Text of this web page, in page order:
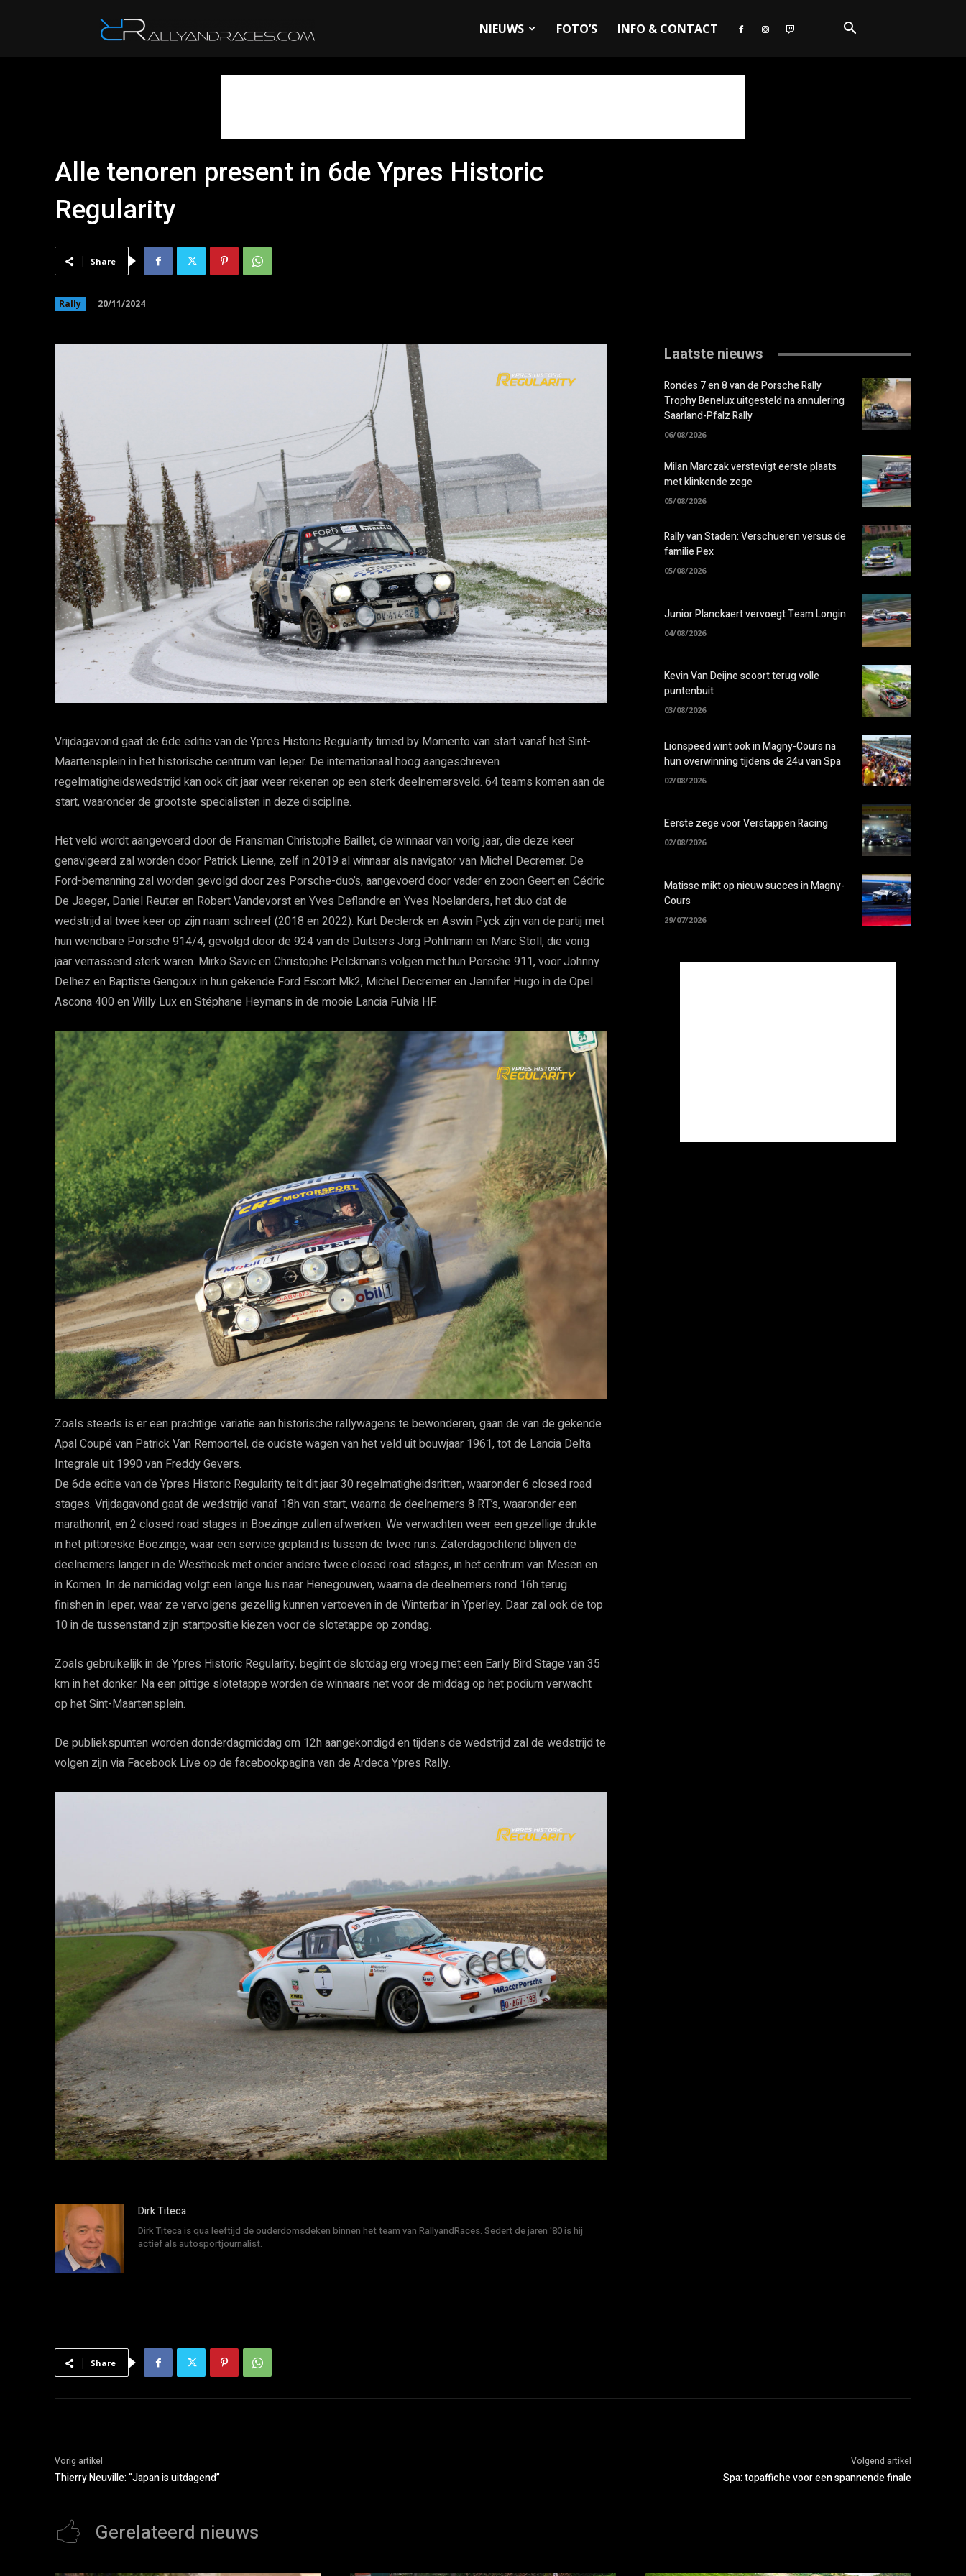
NIEUWS FOTO’S INFO & CONTACT
Alle tenoren present in 6de Ypres Historic
Regularity
Share
Rally 20/11/2024
Vrijdagavond gaat de 6de editie van de Ypres Historic Regularity timed by Momento van start vanaf het Sint-
Maartensplein in het historische centrum van Ieper. De internationaal hoog aangeschreven
regelmatigheidswedstrijd kan ook dit jaar weer rekenen op een sterk deelnemersveld. 64 teams komen aan de
start, waaronder de grootste specialisten in deze discipline.
Het veld wordt aangevoerd door de Fransman Christophe Baillet, de winnaar van vorig jaar, die deze keer
genavigeerd zal worden door Patrick Lienne, zelf in 2019 al winnaar als navigator van Michel Decremer. De
Ford-bemanning zal worden gevolgd door zes Porsche-duo’s, aangevoerd door vader en zoon Geert en Cédric
De Jaeger, Daniel Reuter en Robert Vandevorst en Yves Deflandre en Yves Noelanders, het duo dat de
wedstrijd al twee keer op zijn naam schreef (2018 en 2022). Kurt Declerck en Aswin Pyck zijn van de partij met
hun wendbare Porsche 914/4, gevolgd door de 924 van de Duitsers Jörg Pöhlmann en Marc Stoll, die vorig
jaar verrassend sterk waren. Mirko Savic en Christophe Pelckmans volgen met hun Porsche 911, voor Johnny
Delhez en Baptiste Gengoux in hun gekende Ford Escort Mk2, Michel Decremer en Jennifer Hugo in de Opel
Ascona 400 en Willy Lux en Stéphane Heymans in de mooie Lancia Fulvia HF.
Zoals steeds is er een prachtige variatie aan historische rallywagens te bewonderen, gaan de van de gekende
Apal Coupé van Patrick Van Remoortel, de oudste wagen van het veld uit bouwjaar 1961, tot de Lancia Delta
Integrale uit 1990 van Freddy Gevers.
De 6de editie van de Ypres Historic Regularity telt dit jaar 30 regelmatigheidsritten, waaronder 6 closed road
stages. Vrijdagavond gaat de wedstrijd vanaf 18h van start, waarna de deelnemers 8 RT’s, waaronder een
marathonrit, en 2 closed road stages in Boezinge zullen afwerken. We verwachten weer een gezellige drukte
in het pittoreske Boezinge, waar een service gepland is tussen de twee runs. Zaterdagochtend blijven de
deelnemers langer in de Westhoek met onder andere twee closed road stages, in het centrum van Mesen en
in Komen. In de namiddag volgt een lange lus naar Henegouwen, waarna de deelnemers rond 16h terug
finishen in Ieper, waar ze vervolgens gezellig kunnen vertoeven in de Winterbar in Yperley. Daar zal ook de top
10 in de tussenstand zijn startpositie kiezen voor de slotetappe op zondag.
Zoals gebruikelijk in de Ypres Historic Regularity, begint de slotdag erg vroeg met een Early Bird Stage van 35
km in het donker. Na een pittige slotetappe worden de winnaars net voor de middag op het podium verwacht
op het Sint-Maartensplein.
De publiekspunten worden donderdagmiddag om 12h aangekondigd en tijdens de wedstrijd zal de wedstrijd te
volgen zijn via Facebook Live op de facebookpagina van de Ardeca Ypres Rally.
Dirk Titeca
Dirk Titeca is qua leeftijd de ouderdomsdeken binnen het team van RallyandRaces. Sedert de jaren '80 is hij
actief als autosportjournalist.
Laatste nieuws
Rondes 7 en 8 van de Porsche Rally
Trophy Benelux uitgesteld na annulering
Saarland-Pfalz Rally
06/08/2026
Milan Marczak verstevigt eerste plaats
met klinkende zege
05/08/2026
Rally van Staden: Verschueren versus de
familie Pex
05/08/2026
Junior Planckaert vervoegt Team Longin
04/08/2026
Kevin Van Deijne scoort terug volle
puntenbuit
03/08/2026
Lionspeed wint ook in Magny-Cours na
hun overwinning tijdens de 24u van Spa
02/08/2026
Eerste zege voor Verstappen Racing
02/08/2026
Matisse mikt op nieuw succes in Magny-
Cours
29/07/2026
Share
Vorig artikel
Thierry Neuville: “Japan is uitdagend”
Volgend artikel
Spa: topaffiche voor een spannende finale
Gerelateerd nieuws